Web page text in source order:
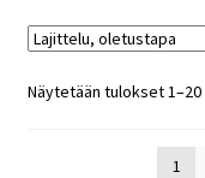
Näytetään tulokset 1–20
1